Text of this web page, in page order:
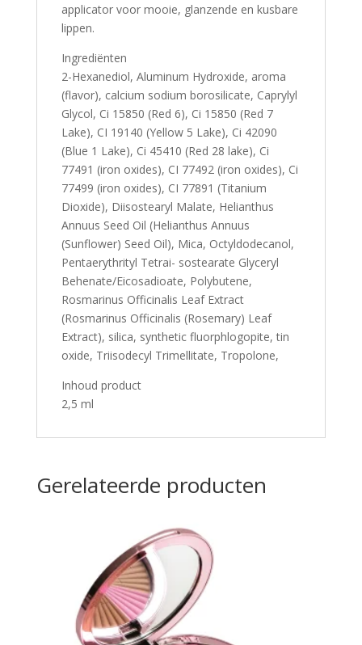
applicator voor mooie, glanzende en kusbare
lippen.
Ingrediënten
2-Hexanediol, Aluminum Hydroxide, aroma
(flavor), calcium sodium borosilicate, Caprylyl
Glycol, Ci 15850 (Red 6), Ci 15850 (Red 7
Lake), CI 19140 (Yellow 5 Lake), Ci 42090
(Blue 1 Lake), Ci 45410 (Red 28 lake), Ci
77491 (iron oxides), CI 77492 (iron oxides), Ci
77499 (iron oxides), CI 77891 (Titanium
Dioxide), Diisostearyl Malate, Helianthus
Annuus Seed Oil (Helianthus Annuus
(Sunflower) Seed Oil), Mica, Octyldodecanol,
Pentaerythrityl Tetrai- sostearate Glyceryl
Behenate/Eicosadioate, Polybutene,
Rosmarinus Officinalis Leaf Extract
(Rosmarinus Officinalis (Rosemary) Leaf
Extract), silica, synthetic fluorphlogopite, tin
oxide, Triisodecyl Trimellitate, Tropolone,
Inhoud product
2,5 ml
Gerelateerde producten